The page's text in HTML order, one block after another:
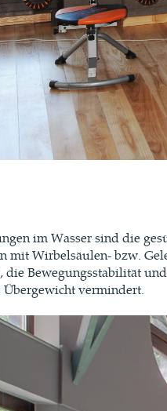
im Wasser sind die
mit Wirbelsäulen- bzw.
die Bewegungsstabilität
Übergewicht vermindert.